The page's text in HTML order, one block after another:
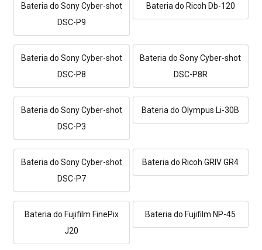
Bateria do Sony Cyber-shot
DSC-P9
Bateria do Ricoh Db-120
Bateria do Sony Cyber-shot
DSC-P8
Bateria do Sony Cyber-shot
DSC-P8R
Bateria do Sony Cyber-shot
DSC-P3
Bateria do Olympus Li-30B
Bateria do Sony Cyber-shot
DSC-P7
Bateria do Ricoh GRIV GR4
Bateria do Fujifilm FinePix
J20
Bateria do Fujifilm NP-45